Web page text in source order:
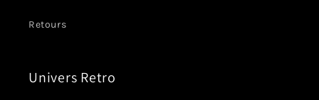
Retours
Univers Retro